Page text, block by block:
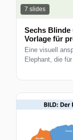
7 slides
Sechs Blinde
Vorlage für
Eine visuell
Elephant, die
von